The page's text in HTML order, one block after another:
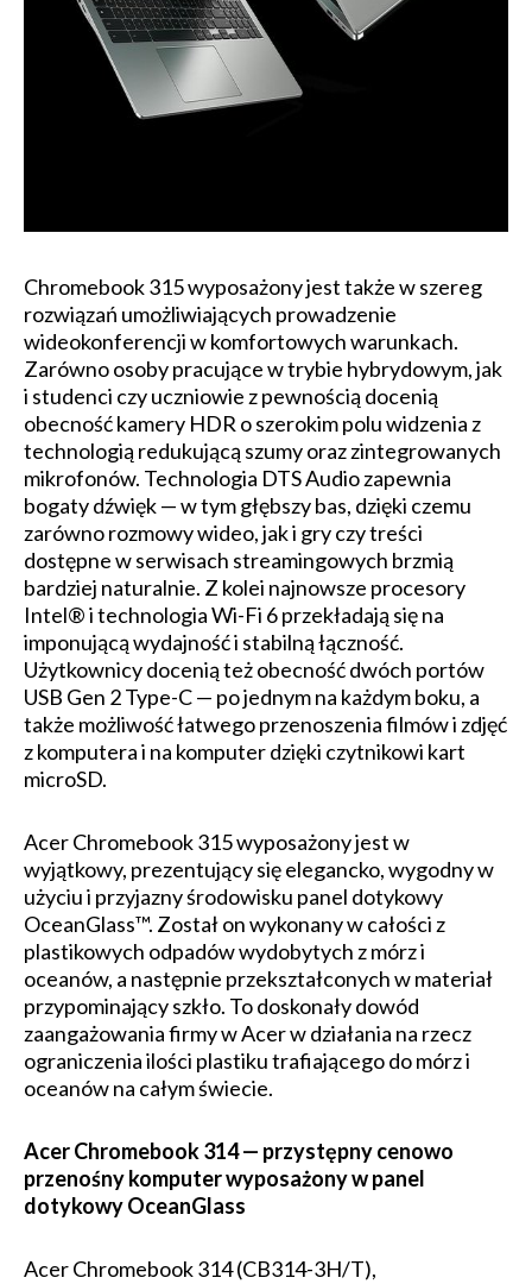
Chromebook 315 wyposażony jest także w szereg
rozwiązań umożliwiających prowadzenie
wideokonferencji w komfortowych warunkach.
Zarówno osoby pracujące w trybie hybrydowym, jak
i studenci czy uczniowie z pewnością docenią
obecność kamery HDR o szerokim polu widzenia z
technologią redukującą szumy oraz zintegrowanych
mikrofonów. Technologia DTS Audio zapewnia
bogaty dźwięk — w tym głębszy bas, dzięki czemu
zarówno rozmowy wideo, jak i gry czy treści
dostępne w serwisach streamingowych brzmią
bardziej naturalnie. Z kolei najnowsze procesory
Intel® i technologia Wi-Fi 6 przekładają się na
imponującą wydajność i stabilną łączność.
Użytkownicy docenią też obecność dwóch portów
USB Gen 2 Type-C — po jednym na każdym boku, a
także możliwość łatwego przenoszenia filmów i zdjęć
z komputera i na komputer dzięki czytnikowi kart
microSD.
Acer Chromebook 315 wyposażony jest w
wyjątkowy, prezentujący się elegancko, wygodny w
użyciu i przyjazny środowisku panel dotykowy
OceanGlass™. Został on wykonany w całości z
plastikowych odpadów wydobytych z mórz i
oceanów, a następnie przekształconych w materiał
przypominający szkło. To doskonały dowód
zaangażowania firmy w Acer w działania na rzecz
ograniczenia ilości plastiku trafiającego do mórz i
oceanów na całym świecie.
Acer Chromebook 314 — przystępny cenowo
przenośny komputer wyposażony w panel
dotykowy OceanGlass
Acer Chromebook 314 (CB314-3H/T),